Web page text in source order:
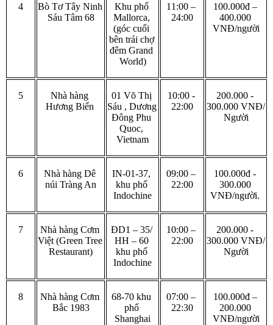
4
Bò Tơ Tây Ninh
Sáu Tâm 68
Khu phố
Mallorca,
(góc cuối
bên trái chợ
đêm Grand
World)
11:00 –
24:00
100.000đ –
400.000
VNĐ/người
5
Nhà hàng
Hương Biển
01 Võ Thị
Sáu , Dương
Đông Phu
Quoc,
Vietnam
10:00 -
22:00
200.000 -
300.000 VNĐ/
Người
6
Nhà hàng Dê
núi Tràng An
IN-01-37,
khu phố
Indochine
09:00 –
22:00
100.000đ -
300.000
VNĐ/người.
7
Nhà hàng Cơm
Việt (Green Tree
Restaurant)
ĐD1 – 35/
HH – 60
khu phố
Indochine
10:00 –
22:00
200.000 -
300.000 VNĐ/
Người
8
Nhà hàng Cơm
Bắc 1983
68-70 khu
phố
Shanghai
07:00 –
22:30
100.000đ –
200.000
VNĐ/người